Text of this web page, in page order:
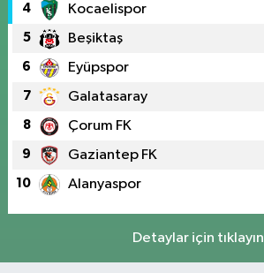
4 Kocaelispor
5 Beşiktaş
6 Eyüpspor
7 Galatasaray
8 Çorum FK
9 Gaziantep FK
10 Alanyaspor
Detaylar için tıklayın